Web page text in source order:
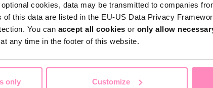
cookies, data may be transmitted to companies
of this data are listed in the EU-US Data Privacy
You can accept all cookies or only allow
any time in the footer of this website.
only Customize